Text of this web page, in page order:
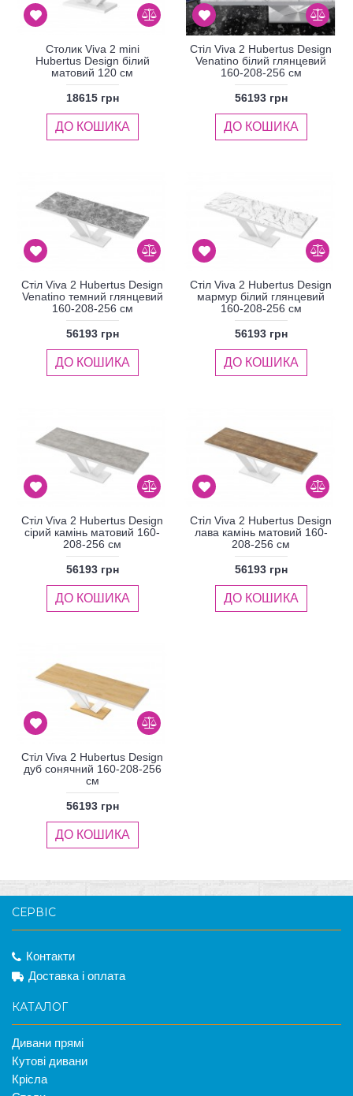
Столик Viva 2 mini
Hubertus Design білий
матовий 120 см
18615 грн
ДО КОШИКА
Стіл Viva 2 Hubertus Design
Venatino білий глянцевий
160-208-256 см
56193 грн
ДО КОШИКА
Стіл Viva 2 Hubertus Design
Venatino темний глянцевий
160-208-256 см
56193 грн
ДО КОШИКА
Стіл Viva 2 Hubertus Design
мармур білий глянцевий
160-208-256 см
56193 грн
ДО КОШИКА
Стіл Viva 2 Hubertus Design
сірий камінь матовий 160-
208-256 см
56193 грн
ДО КОШИКА
Стіл Viva 2 Hubertus Design
лава камінь матовий 160-
208-256 см
56193 грн
ДО КОШИКА
Стіл Viva 2 Hubertus Design
дуб сонячний 160-208-256
см
56193 грн
ДО КОШИКА
СЕРВІС
Контакти
Доставка і оплата
КАТАЛОГ
Дивани прямі
Кутові дивани
Крісла